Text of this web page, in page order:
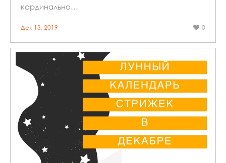
кардинально…
0
Дек 13, 2019